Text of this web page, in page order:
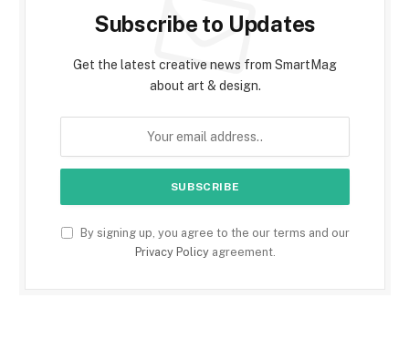
Subscribe to Updates
Get the latest creative news from SmartMag
about art & design.
By signing up, you agree to the our terms and our
Privacy Policyagreement.